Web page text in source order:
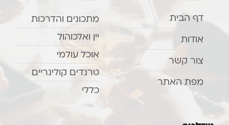
דף הבית
אודות
צור קשר
מפת האתר
מתכונים והדרכות
יין ואלכוהול
אוכל עולמי
טרנדים קולינריים
כללי